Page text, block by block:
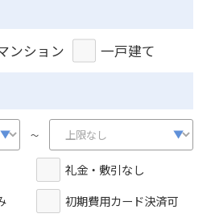
ンション 一戸建て
～
礼金・敷引なし
初期費用カード決済可